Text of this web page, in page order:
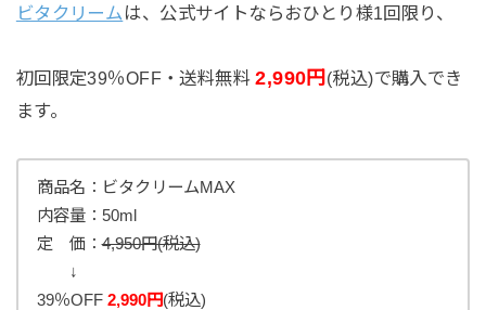
ビタクリーム は、公式サイトならおひとり様1回限り、
初回限定39％OFF・送料無料2,990円 (税込)で購入でき
ます。
商品名：ビタクリームMAX
内容量：50ml
定 価：4,950円(税込)
↓
39％OFF 2,990円(税込)